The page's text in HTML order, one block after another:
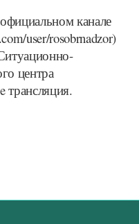
канале
user/rosobrnadzor)
центра
трансляция.